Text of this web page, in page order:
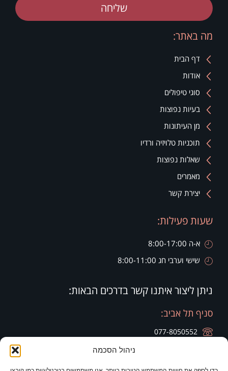
ניהול הסכמה
ניתן ליצור איתנו קשר בדרכים הבאות:
סניף תל אביב:
077-8050552
מה באתר:
דף הבית
אודות
סוגי טיפולים
בעיות נפוצות
מן העיתונות
תוכניות טלויזיה ורדיו
שאלות נפוצות
מאמרים
יצירת קשר
שעות פעילות:
א-ה 8:00-17:00
שישי וערבי חג 8:00-11:00
שליחה